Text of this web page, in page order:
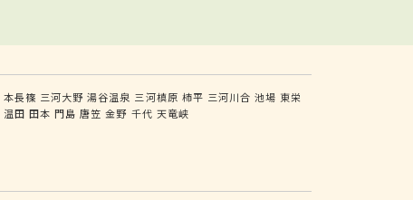
本長篠 三河大野 湯谷温泉 三河槙原 柿平 三河川合 池場 東栄
温田 田本 門島 唐笠 金野 千代 天竜峡